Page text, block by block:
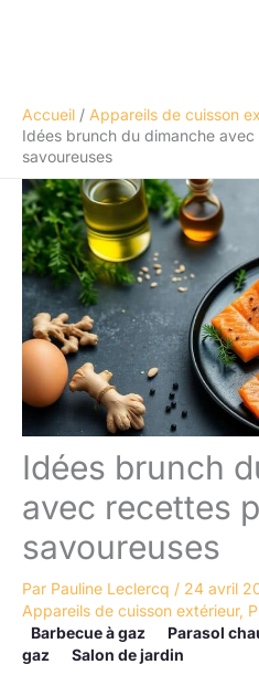
Accueil
Appareils de cuisson
Idées brunch du dimanche
savoureuses
Idées brunch
avec recettes
savoureuses
Par Pauline Leclercq / 24 avril
Appareils de cuisson extérieur,
Barbecue à gaz
Parasol
gaz
Salon de jardin